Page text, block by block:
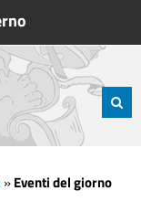
»Eventi del giorno